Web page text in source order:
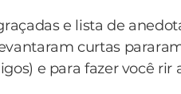
e lista de
curtas
e para fazer você rir